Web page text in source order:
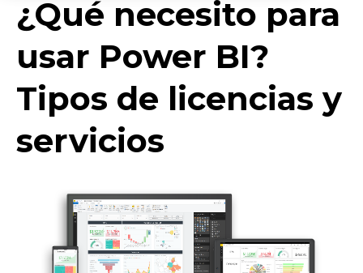
¿Qué necesito para
usar Power BI?
Tipos de licencias y
servicios